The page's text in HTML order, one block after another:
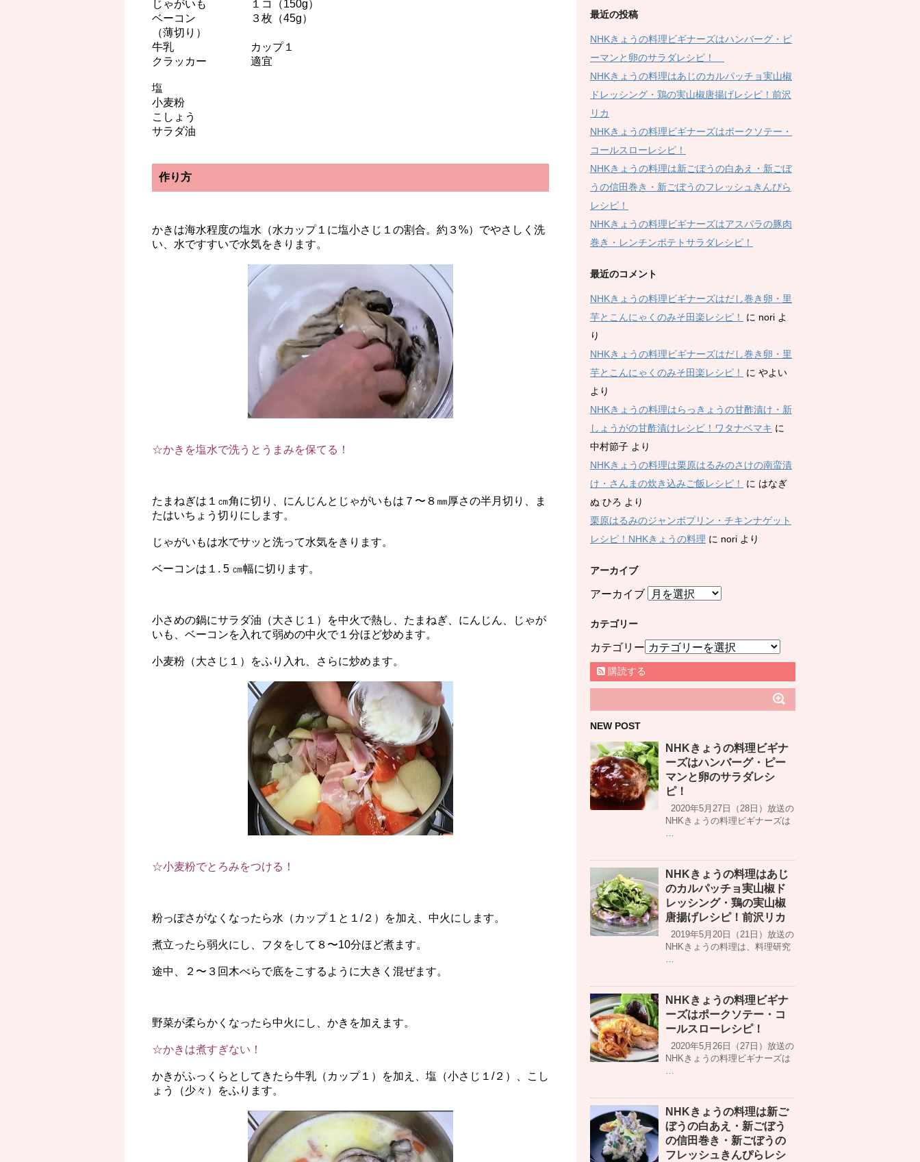
じゃがいも １コ（150g）
ベーコン ３枚（45g）
（薄切り）
牛乳 カップ１
クラッカー 適宜
塩
小麦粉
こしょう
サラダ油
作り方
かきは海水程度の塩水（水カップ１に塩小さじ１の割合。約３%）でやさしく洗
い、水ですすいで水気をきります。
☆かきを塩水で洗うとうまみを保てる！
たまねぎは１㎝角に切り、にんじんとじゃがいもは７〜８㎜厚さの半月切り、ま
たはいちょう切りにします。
じゃがいもは水でサッと洗って水気をきります。
ベーコンは１. 5 ㎝幅に切ります。
小さめの鍋にサラダ油（大さじ１）を中火で熱し、たまねぎ、にんじん、じゃが
いも、ベーコンを入れて弱めの中火で１分ほど炒めます。
小麦粉（大さじ１）をふり入れ、さらに炒めます。
☆小麦粉でとろみをつける！
粉っぽさがなくなったら水（カップ１と１/２）を加え、中火にします。
煮立ったら弱火にし、フタをして８〜10分ほど煮ます。
途中、２〜３回木べらで底をこするように大きく混ぜます。
野菜が柔らかくなったら中火にし、かきを加えます。
☆かきは煮すぎない！
かきがふっくらとしてきたら牛乳（カップ１）を加え、塩（小さじ１/２）、こし
ょう（少々）をふります。
最近の投稿
NHKきょうの料理ビギナーズはハンバーグ・ピ
ーマンと卵のサラダレシピ！
NHKきょうの料理はあじのカルパッチョ実山椒
ドレッシング・鶏の実山椒唐揚げレシピ！前沢
リカ
NHKきょうの料理ビギナーズはポークソテー・
コールスローレシピ！
NHKきょうの料理は新ごぼうの白あえ・新ごぼ
うの信田巻き・新ごぼうのフレッシュきんぴら
レシピ！
NHKきょうの料理ビギナーズはアスパラの豚肉
巻き・レンチンポテトサラダレシピ！
最近のコメント
NHKきょうの料理ビギナーズはだし巻き卵・里
芋とこんにゃくのみそ田楽レシピ！
に nori よ
り
NHKきょうの料理ビギナーズはだし巻き卵・里
芋とこんにゃくのみそ田楽レシピ！
に やよい
より
NHKきょうの料理はらっきょうの甘酢漬け・新
しょうがの甘酢漬けレシピ！ワタナベマキ に
中村節子 より
NHKきょうの料理は栗原はるみのさけの南蛮漬
け・さんまの炊き込みご飯レシピ！
に はなぎ
ぬ ひろ より
栗原はるみのジャンボプリン・チキンナゲット
レシピ！NHKきょうの料理 に nori より
アーカイブ
アーカイブ
カテゴリー
カテゴリー
購読する
NEW POST
NHKきょうの料理ビギナ
ーズはハンバーグ・ピー
マンと卵のサラダレシ
ピ！
2020年5月27日（28日）放送の
NHKきょうの料理ビギナーズは
…
NHKきょうの料理はあじ
のカルパッチョ実山椒ド
レッシング・鶏の実山椒
唐揚げレシピ！前沢リカ
2019年5月20日（21日）放送の
NHKきょうの料理は、料理研究
…
NHKきょうの料理ビギナ
ーズはポークソテー・コ
ールスローレシピ！
2020年5月26日（27日）放送の
NHKきょうの料理ビギナーズは
…
NHKきょうの料理は新ご
ぼうの白あえ・新ごぼう
の信田巻き・新ごぼうの
フレッシュきんぴらレシ